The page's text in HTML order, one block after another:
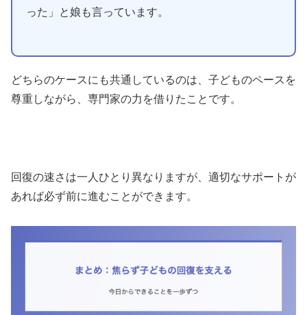
った」と娘も言っています。
どちらのケースにも共通しているのは、子どものペースを
尊重しながら、専門家の力を借りたことです。
回復の速さは一人ひとり異なりますが、適切なサポートが
あれば必ず前に進むことができます。